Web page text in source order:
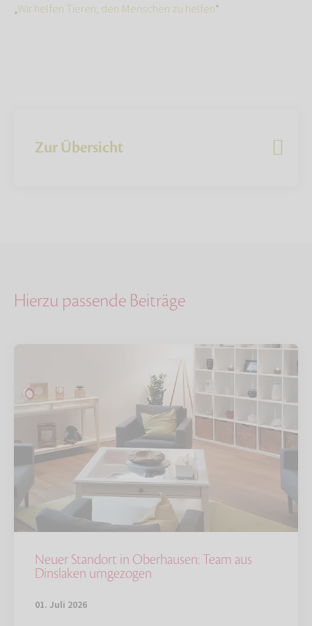
„Wir helfen Tieren, den Menschen zu helfen“
Zur Übersicht
Hierzu passende Beiträge
Neuer Standort in Oberhausen: Team aus
Dinslaken umgezogen
01. Juli 2026